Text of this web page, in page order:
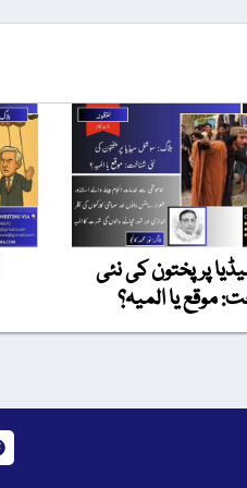
پر پختون کی نئی
موقع یا المیہ؟